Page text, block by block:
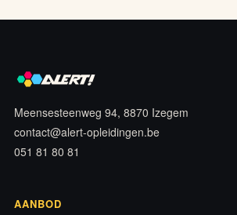
Meensesteenweg 94, 8870 Izegem
contact@alert-opleidingen.be
051 81 80 81
AANBOD